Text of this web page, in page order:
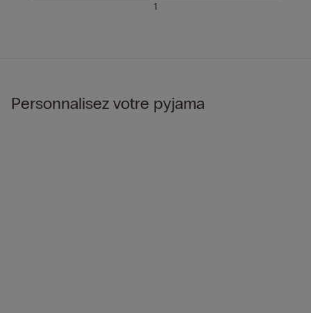
1
Personnalisez votre pyjama